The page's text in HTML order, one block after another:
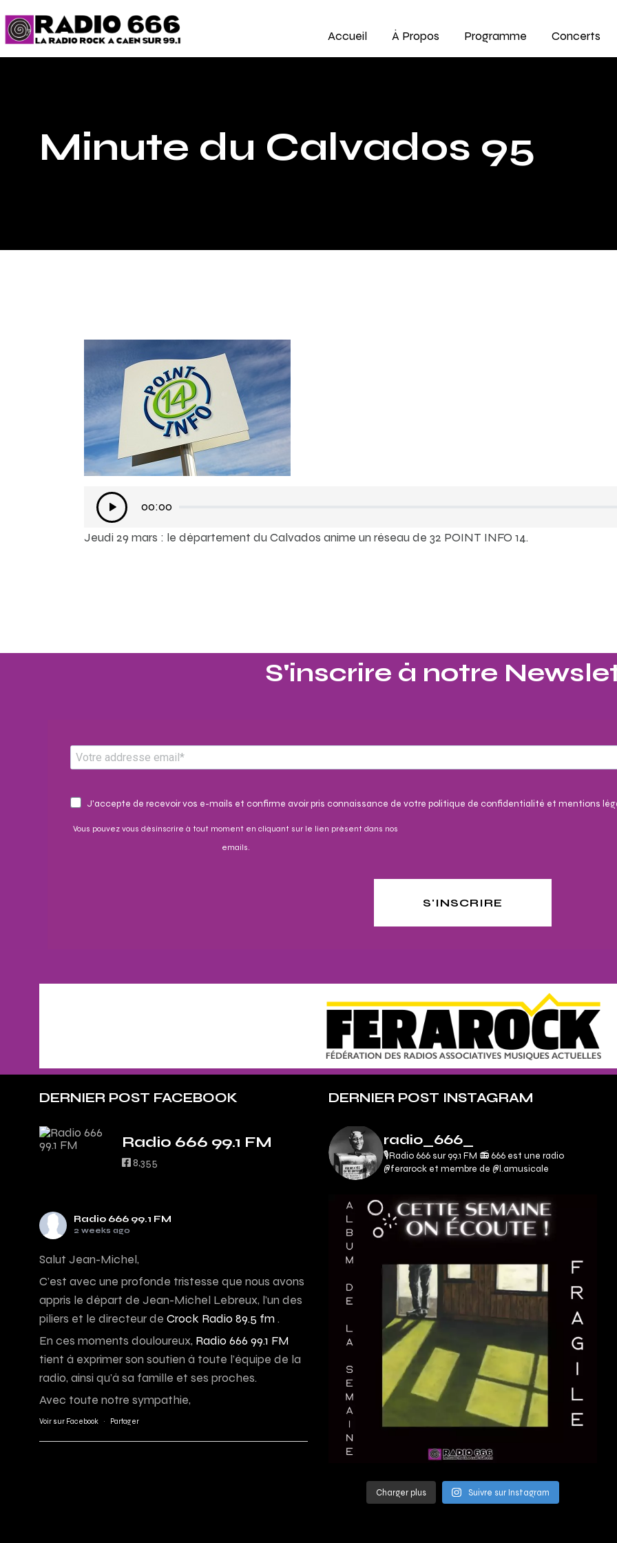
Accueil À Propos Programme Concerts
Minute du Calvados 95
Lecteur
audio
00:00
Jeudi 29 mars : le département du Calvados anime un réseau de 32 POINT INFO 14.
S'inscrire à notre
J'accepte de recevoir vos e-mails et confirme avoir pris connaissance de votre politique de confidentialité et mentions
Vous pouvez vous désinscrire à tout moment en cliquant sur le lien présent dans nos
emails.
S'INSCRIRE
DERNIER POST FACEBOOK
Radio 666 99.1 FM
8,355
Radio 666 99.1 FM
2 weeks ago
Salut Jean-Michel,
C’est avec une profonde tristesse que nous avons
appris le départ de Jean-Michel Lebreux, l’un des
piliers et le directeur de Crock Radio 89.5 fm.
En ces moments douloureux, Radio 666 99.1 FM
tient à exprimer son soutien à toute l’équipe de la
radio, ainsi qu’à sa famille et ses proches.
Avec toute notre sympathie,
Voir sur Facebook · Partager
DERNIER POST INSTAGRAM
radio_666_
🎙Radio 666 sur 99.1 FM 📻666 est une radio
@ferarock et membre de @l.amusicale
Charger plus Suivre sur Instagram